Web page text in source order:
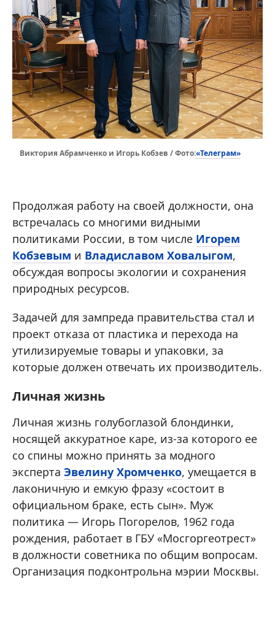
Виктория Абрамченко и Игорь Кобзев / Фото:«Телеграм»
Продолжая работу на своей должности, она
встречалась со многими видными
политиками России, в том числе Игорем
Кобзевым и Владиславом Ховалыгом,
обсуждая вопросы экологии и сохранения
природных ресурсов.
Задачей для зампреда правительства стал и
проект отказа от пластика и перехода на
утилизируемые товары и упаковки, за
которые должен отвечать их производитель.
Личная жизнь
Личная жизнь голубоглазой блондинки,
носящей аккуратное каре, из-за которого ее
со спины можно принять за модного
эксперта Эвелину Хромченко, умещается в
лаконичную и емкую фразу «состоит в
официальном браке, есть сын». Муж
политика — Игорь Погорелов, 1962 года
рождения, работает в ГБУ «Мосгоргеотрест»
в должности советника по общим вопросам.
Организация подконтрольна мэрии Москвы.